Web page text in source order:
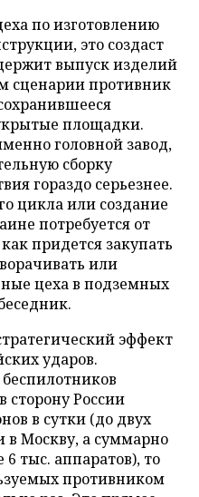
по изготовлению
это создаст
выпуск изделий
сценарии противник
площадки.
головной завод,
сборку
гораздо серьезнее.
цикла или создание
потребуется от
придется закупать
или
цеха в подземных
эффект
ударов.
России
в сутки (до двух
в Москву, а суммарно
тыс. аппаратов), то
противником